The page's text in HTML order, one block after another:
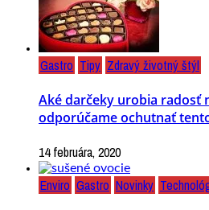
Gastro Tipy Zdravý životný štýl
Aké darčeky urobia radosť
odporúčame ochutnať
14 februára, 2020
Enviro Gastro Novinky